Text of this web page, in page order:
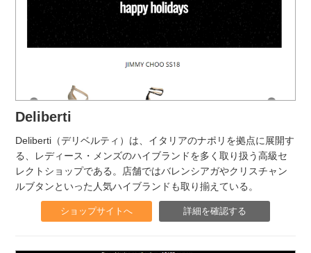
Deliberti
Deliberti（デリベルティ）は、イタリアのナポリを拠点に展開す
る、レディース・メンズのハイブランドを多く取り扱う高級セ
レクトショップである。店舗ではバレンシアガやクリスチャン
ルブタンといった人気ハイブランドも取り揃えている。
ショップサイトへ 詳細を確認する